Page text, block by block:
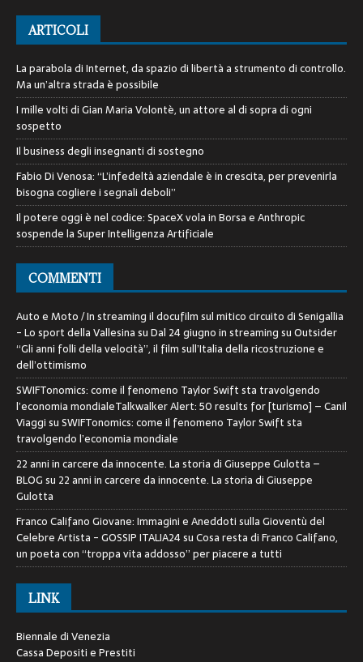
ARTICOLI
La parabola di Internet, da spazio di libertà a strumento di controllo.
Ma un’altra strada è possibile
I mille volti di Gian Maria Volontè, un attore al di sopra di ogni
sospetto
Il business degli insegnanti di sostegno
Fabio Di Venosa: “L’infedeltà aziendale è in crescita, per prevenirla
bisogna cogliere i segnali deboli”
Il potere oggi è nel codice: SpaceX vola in Borsa e Anthropic
sospende la Super Intelligenza Artificiale
COMMENTI
Auto e Moto / In streaming il docufilm sul mitico circuito di Senigallia
- Lo sport della VallesinasuDal 24 giugno in streaming su Outsider
“Gli anni folli della velocità”, il film sull’Italia della ricostruzione e
dell’ottimismo
SWIFTonomics: come il fenomeno Taylor Swift sta travolgendo
l’economia mondialeTalkwalker Alert: 50 results for [turismo] – Canil
ViaggisuSWIFTonomics: come il fenomeno Taylor Swift sta
travolgendo l’economia mondiale
22 anni in carcere da innocente. La storia di Giuseppe Gulotta –
BLOGsu 22 anni in carcere da innocente. La storia di Giuseppe
Gulotta
Franco Califano Giovane: Immagini e Aneddoti sulla Gioventù del
Celebre Artista - GOSSIP ITALIA24suCosa resta di Franco Califano,
un poeta con “troppa vita addosso” per piacere a tutti
LINK
Biennale di Venezia
Cassa Depositi e Prestiti